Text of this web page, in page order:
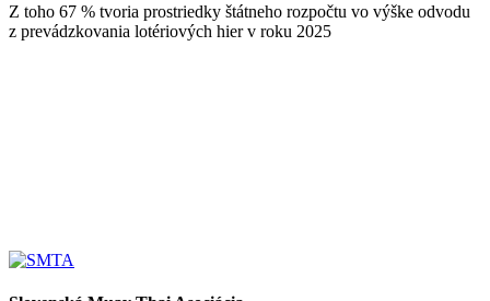
Z toho 67 % tvoria prostriedky štátneho rozpočtu vo výške odvodu
z prevádzkovania lotériových hier v roku 2025